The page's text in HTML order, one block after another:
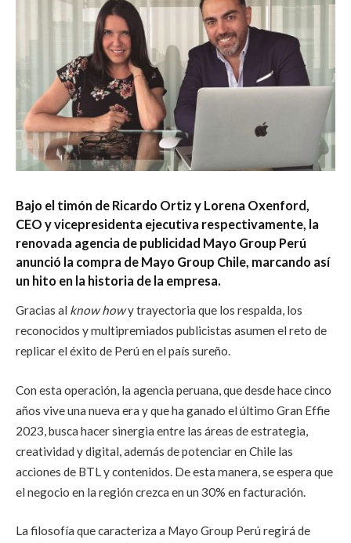
Bajo el timón de Ricardo Ortiz y Lorena Oxenford,
CEO y vicepresidenta ejecutiva respectivamente, la
renovada agencia de publicidad Mayo Group Perú
anunció la compra de Mayo Group Chile, marcando así
un hito en la historia de la empresa.
Gracias al know howy trayectoria que los respalda, los
reconocidos y multipremiados publicistas asumen el reto de
replicar el éxito de Perú en el país sureño.
Con esta operación, la agencia peruana, que desde hace cinco
años vive una nueva era y que ha ganado el último Gran Effie
2023, busca hacer sinergia entre las áreas de estrategia,
creatividad y digital, además de potenciar en Chile las
acciones de BTL y contenidos. De esta manera, se espera que
el negocio en la región crezca en un 30% en facturación.
La filosofía que caracteriza a Mayo Group Perú regirá de